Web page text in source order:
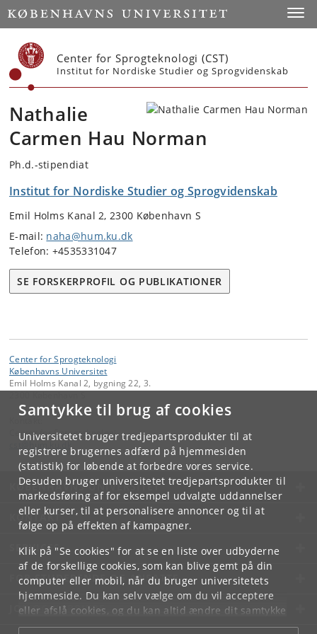
Samtykke til brug af cookies
Universitetet bruger tredjepartsprodukter til at
registrere brugernes adfærd på hjemmesiden
(statistik) for løbende at forbedre vores service.
Desuden bruger universitetet tredjepartsprodukter til
markedsføring af for eksempel udvalgte uddannelser
eller kurser, til at personalisere annoncer og til at
følge op på effekten af kampagner.
Klik på "Se cookies" for at se en liste over udbyderne
af de forskellige cookies, som kan blive gemt på din
computer eller mobil, når du bruger universitetets
hjemmeside. Du kan selv vælge om du vil acceptere
eller afslå cookies, og du kan altid ændre dit samtykke
underCookie- og privatlivspolitiksom du finder i
Start
Center for Sprogteknologi (CST)
Institut for Nordiske Studier og Sprogvidenskab
Nathalie
Carmen Hau Norman
Ph.d.-stipendiat
Institut for Nordiske Studier og Sprogvidenskab
Emil Holms Kanal 2, 2300 København S
E-mail: naha@hum.ku.dk
Telefon: +4535331047
SE FORSKERPROFIL OG PUBLIKATIONER
Center for Sprogteknologi
Københavns Universitet
Emil Holms Kanal 2, bygning 22, 3.
Center for Sprogteknologi
KØBENHAVNS UNIVERSITET
KONTAKT
SERVICES
FOR STUDERENDE OG ANSATTE
JOB OG KARRIERE